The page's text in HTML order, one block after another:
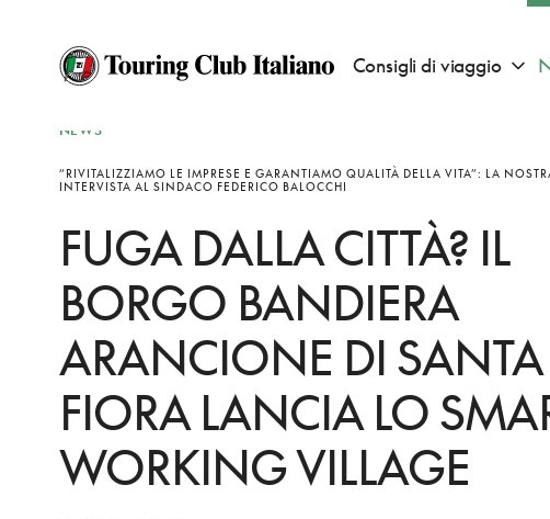
Consigli di viaggio
NEWS
“RIVITALIZZIAMO LE IMPRESE E GARANTIAMO QUALITÀ DELLA VITA”: LA
INTERVISTA AL SINDACO FEDERICO BALOCCHI
FUGA DALLA CITTÀ? IL
BORGO BANDIERA
ARANCIONE DI SANTA
FIORA LANCIA LO
WORKING VILLAGE